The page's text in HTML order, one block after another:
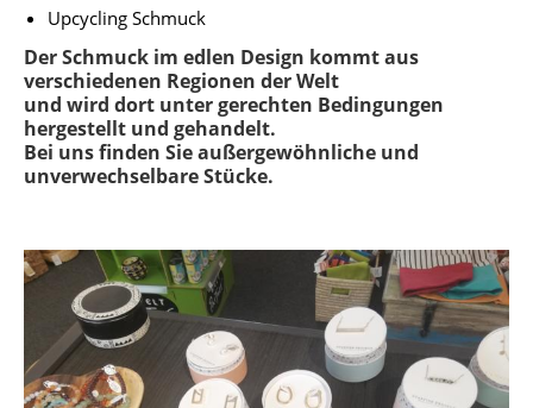
Upcycling Schmuck
Der Schmuck im edlen Design kommt aus
verschiedenen Regionen der Welt
und wird dort unter gerechten Bedingungen
hergestellt und gehandelt.
Bei uns finden Sie außergewöhnliche und
unverwechselbare Stücke.